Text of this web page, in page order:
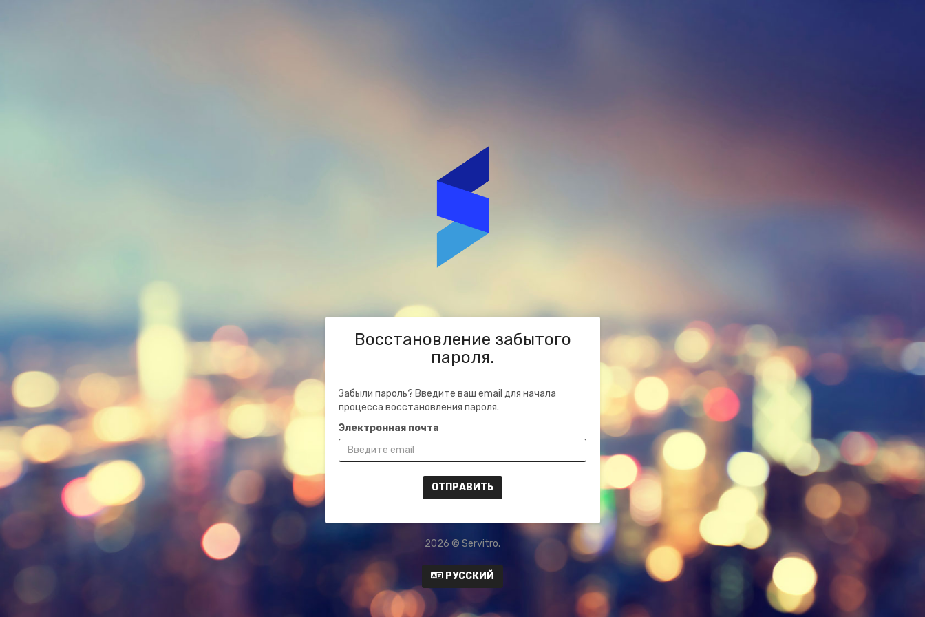
Восстановление забытого
пароля.
Забыли пароль? Введите ваш email для начала
процесса восстановления пароля.
Электронная почта
ОТПРАВИТЬ
2026 © Servitro.
РУССКИЙ